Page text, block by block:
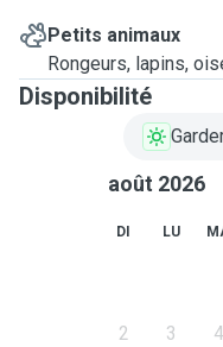
Petits animaux
Rongeurs, lapins,
Disponibilité
août 2026
DI LU
2 3 4